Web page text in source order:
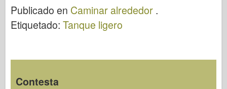
Publicado en Caminar alrededor .
Etiquetado: Tanque ligero
Contesta